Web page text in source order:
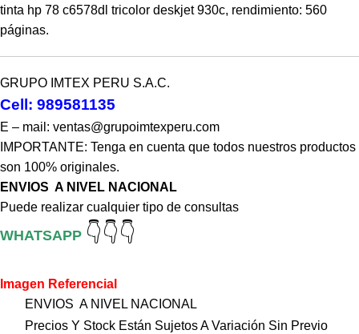
tinta hp 78 c6578dl tricolor deskjet 930c, rendimiento: 560
páginas.
GRUPO IMTEX PERU S.A.C.
Cell: 989581135
E – mail: ventas@grupoimtexperu.com
IMPORTANTE: Tenga en cuenta que todos nuestros productos
son 100% originales.
ENVIOS A NIVEL NACIONAL
Puede realizar cualquier tipo de consultas
WHATSAPP 👇👇👇
Imagen Referencial
ENVIOS A NIVEL NACIONAL
Precios Y Stock Están Sujetos A Variación Sin Previo